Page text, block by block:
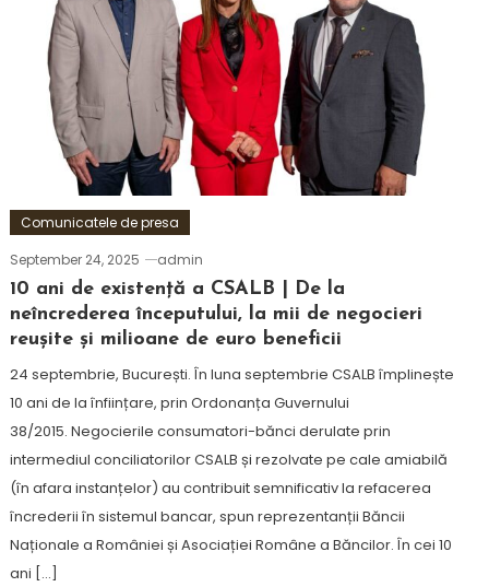
Comunicatele de presa
September 24, 2025
admin
10 ani de existență a CSALB | De la
neîncrederea începutului, la mii de negocieri
reușite și milioane de euro beneficii
24 septembrie, București. În luna septembrie CSALB împlinește
10 ani de la înființare, prin Ordonanța Guvernului
38/2015. Negocierile consumatori-bănci derulate prin
intermediul conciliatorilor CSALB și rezolvate pe cale amiabilă
(în afara instanțelor) au contribuit semnificativ la refacerea
încrederii în sistemul bancar, spun reprezentanții Băncii
Naționale a României și Asociației Române a Băncilor. În cei 10
ani […]